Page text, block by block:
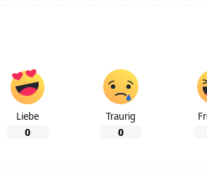
Liebe
0
Traurig
0